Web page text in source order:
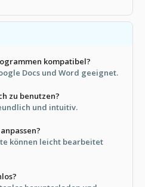
kompatibel?
Docs und Word geeignet.
zu benutzen?
und intuitiv.
können leicht bearbeitet